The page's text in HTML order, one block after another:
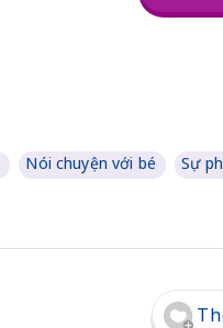
Nói chuyện với bé Sự